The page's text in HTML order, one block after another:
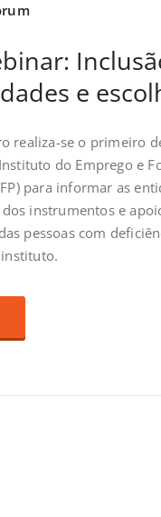
e
realiza-se o primeiro
do Emprego e
para informar as
instrumentos e
pessoas com